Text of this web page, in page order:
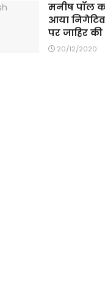
मनीष पॉल
आया
पर जाहिर
20/12/2020